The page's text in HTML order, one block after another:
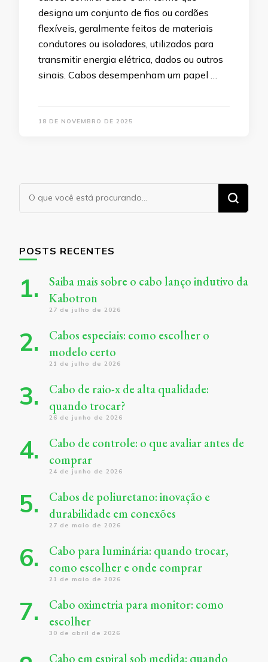
designa um conjunto de fios ou cordões
flexíveis, geralmente feitos de materiais
condutores ou isoladores, utilizados para
transmitir energia elétrica, dados ou outros
sinais. Cabos desempenham um papel …
18 DE NOVEMBRO DE 2025
Procurando
algo?
POSTS RECENTES
Saiba mais sobre o cabo lanço indutivo da
Kabotron
27 de julho de 2026
Cabos especiais: como escolher o
modelo certo
21 de julho de 2026
Cabo de raio-x de alta qualidade:
quando trocar?
26 de junho de 2026
Cabo de controle: o que avaliar antes de
comprar
24 de junho de 2026
Cabos de poliuretano: inovação e
durabilidade em conexões
27 de maio de 2026
Cabo para luminária: quando trocar,
como escolher e onde comprar
21 de maio de 2026
Cabo oximetria para monitor: como
escolher
30 de abril de 2026
Cabo em espiral sob medida: quando